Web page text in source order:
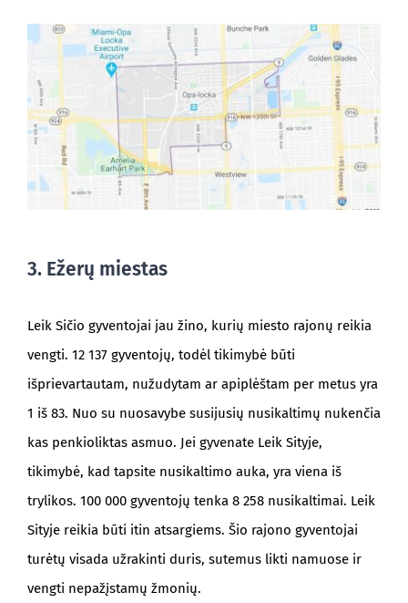
3. Ežerų miestas
Leik Sičio gyventojai jau žino, kurių miesto rajonų reikia
vengti. 12 137 gyventojų, todėl tikimybė būti
išprievartautam, nužudytam ar apiplėštam per metus yra
1 iš 83. Nuo su nuosavybe susijusių nusikaltimų nukenčia
kas penkioliktas asmuo. Jei gyvenate Leik Sityje,
tikimybė, kad tapsite nusikaltimo auka, yra viena iš
trylikos. 100 000 gyventojų tenka 8 258 nusikaltimai. Leik
Sityje reikia būti itin atsargiems. Šio rajono gyventojai
turėtų visada užrakinti duris, sutemus likti namuose ir
vengti nepažįstamų žmonių.